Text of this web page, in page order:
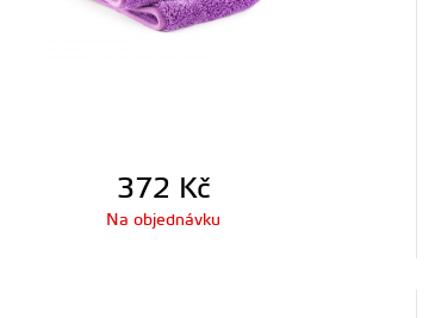
372 Kč
Na objednávku